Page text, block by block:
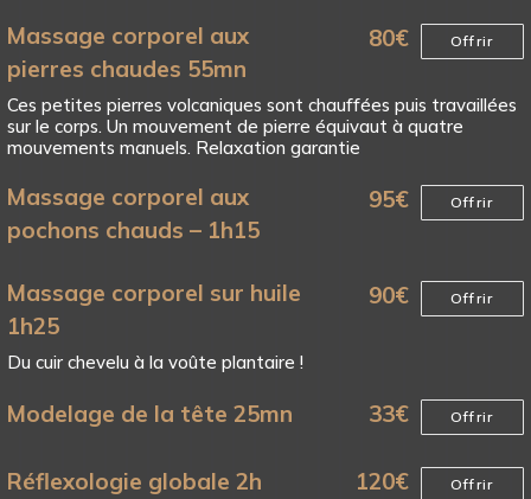
Massage corporel aux
pierres chaudes 55mn
80€ Offrir
Ces petites pierres volcaniques sont chauffées puis travaillées
sur le corps. Un mouvement de pierre équivaut à quatre
mouvements manuels. Relaxation garantie
Massage corporel aux
pochons chauds – 1h15
95€ Offrir
Massage corporel sur huile
1h25
90€ Offrir
Du cuir chevelu à la voûte plantaire !
Modelage de la tête 25mn 33€ Offrir
Réflexologie globale 2h 120€ Offrir